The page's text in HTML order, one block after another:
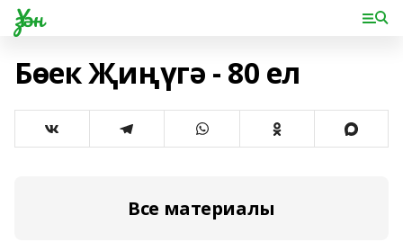
Үзән
Бөек Җиңүгә - 80 ел
Все материалы